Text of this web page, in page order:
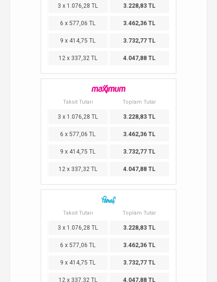
3 x 1.076,28 TL 3.228,83 TL
6 x 577,06 TL 3.462,36 TL
9 x 414,75 TL 3.732,77 TL
12 x 337,32 TL 4.047,88 TL
Taksit Tutarı Toplam Tutar
3 x 1.076,28 TL 3.228,83 TL
6 x 577,06 TL 3.462,36 TL
9 x 414,75 TL 3.732,77 TL
12 x 337,32 TL 4.047,88 TL
Taksit Tutarı Toplam Tutar
3 x 1.076,28 TL 3.228,83 TL
6 x 577,06 TL 3.462,36 TL
9 x 414,75 TL 3.732,77 TL
12 x 337,32 TL 4.047,88 TL